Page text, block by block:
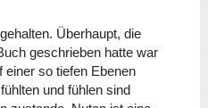
Überhaupt, die
geschrieben hatte war
so tiefen Ebenen
und fühlen sind